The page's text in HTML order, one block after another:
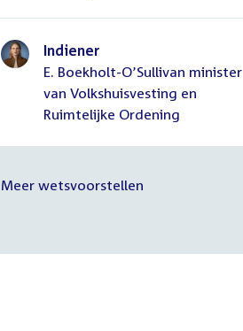
Indiener
E. Boekholt-O’Sullivan minister
van Volkshuisvesting en
Ruimtelijke Ordening
Meer wetsvoorstellen